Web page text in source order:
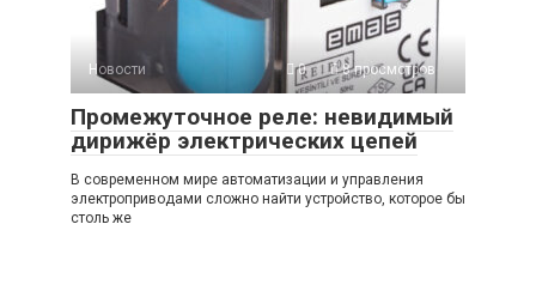
Новости 0 8 просмотров
Промежуточное реле: невидимый
дирижёр электрических цепей
В современном мире автоматизации и управления
электроприводами сложно найти устройство, которое бы
столь же